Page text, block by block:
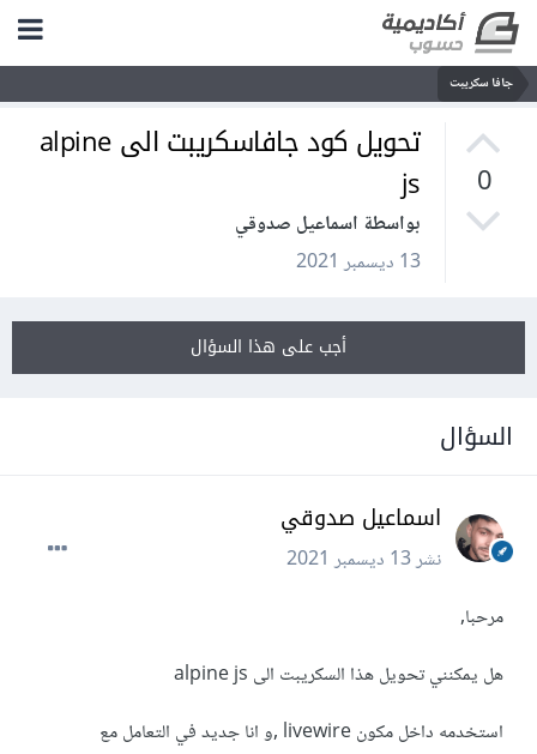
جافا سكريبت
0
تحويل كود جافاسكريبت الى alpine
js
بواسطة اسماعيل صدوقي
13 ديسمبر 2021
أجب على هذا السؤال
السؤال
اسماعيل صدوقي
نشر13 ديسمبر 2021
مرحبا,
هل يمكنني تحويل هذا السكريبت الى alpine js
استخدمه داخل مكون livewire ,و انا جديد في التعامل مع